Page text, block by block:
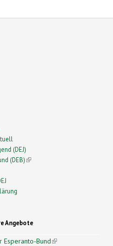
(DEJ)
(DEB)(link is external)
Angebote
Esperanto-Bund(link is